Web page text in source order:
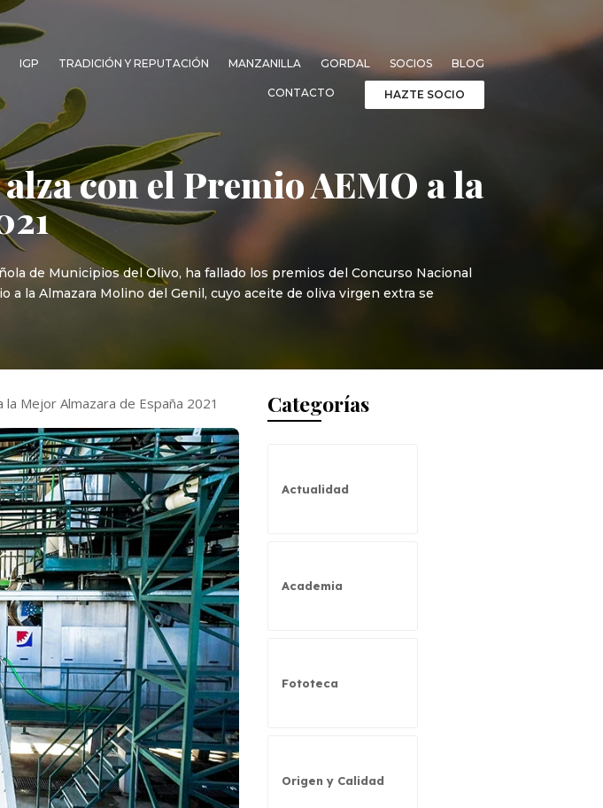
IGP TRADICIÓN Y REPUTACIÓN MANZANILLA GORDAL SOCIOS BLOG
CONTACTO HAZTE SOCIO
con el Premio AEMO a la
de Municipios del Olivo, ha fallado los premios del Concurso Nacional
a la Almazara Molino del Genil, cuyo aceite de oliva virgen extra se
Mejor Almazara de España 2021 Categorías
Actualidad
Academia
Fototeca
Origen y Calidad